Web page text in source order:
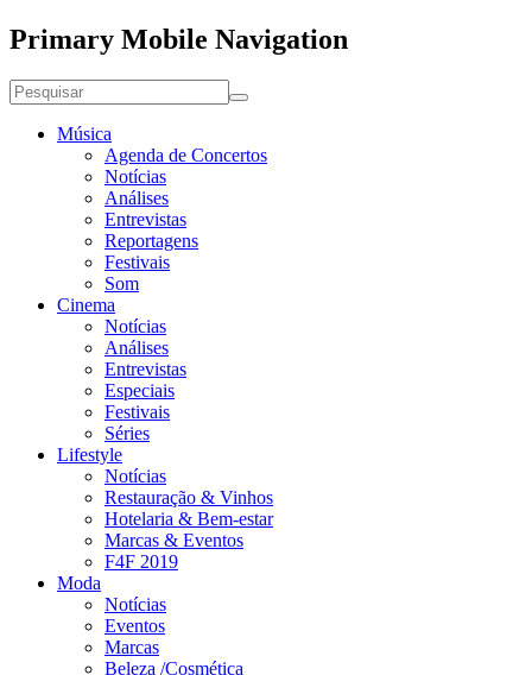
Primary Mobile Navigation
Música
Agenda de Concertos
Notícias
Análises
Entrevistas
Reportagens
Festivais
Som
Cinema
Notícias
Análises
Entrevistas
Especiais
Festivais
Séries
Lifestyle
Notícias
Restauração & Vinhos
Hotelaria & Bem-estar
Marcas & Eventos
F4F 2019
Moda
Notícias
Eventos
Marcas
Beleza /Cosmética